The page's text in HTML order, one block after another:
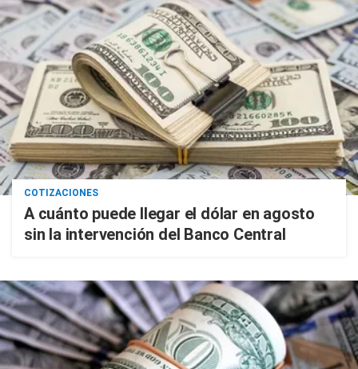
COTIZACIONES
A cuánto puede llegar el dólar en agosto
sin la intervención del Banco Central